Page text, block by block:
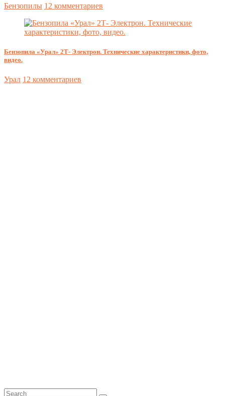
Бензопилы 12 комментариев
Бензопила «Урал» 2Т- Электрон. Технические характеристики, фото,
видео.
Урал 12 комментариев